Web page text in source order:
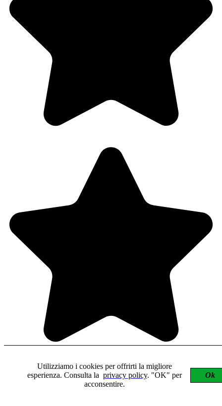
Utilizziamo i cookies per offrirti la migliore
esperienza. Consulta la privacy policy. "OK" per
acconsentire.
Ok